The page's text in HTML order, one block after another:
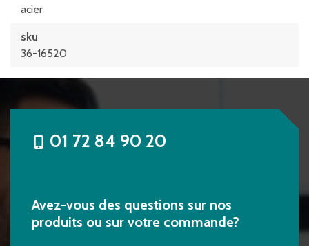
acier
sku
36-16520
01 72 84 90 20
Avez-vous des questions sur nos
produits ou sur votre commande?